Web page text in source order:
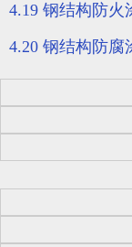
4.19 钢结构防火
4.20 钢结构防腐